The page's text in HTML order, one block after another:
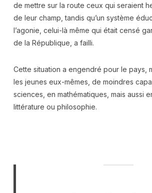
de mettre sur la route ceux qui seraient
de leur champ, tandis qu’un système
l’agonie, celui-là même qui était censé
de la République, a failli.
Cette situation a engendré pour le pays,
les jeunes eux-mêmes, de moindres
sciences, en mathématiques, mais aussi
littérature ou philosophie.